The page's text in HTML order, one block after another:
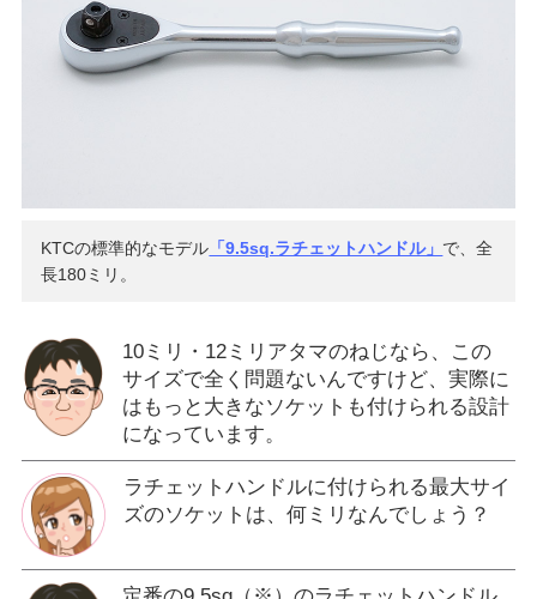
KTCの標準的なモデル 「9.5sq.ラチェットハンドル」 で、全
長180ミリ。
10ミリ・12ミリアタマのねじなら、この
サイズで全く問題ないんですけど、実際に
はもっと大きなソケットも付けられる設計
になっています。
ラチェットハンドルに付けられる最大サイ
ズのソケットは、何ミリなんでしょう？